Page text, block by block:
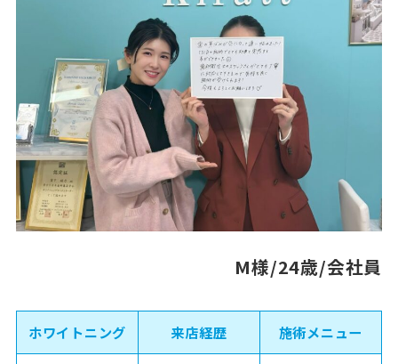
M様/24歳/会社員
ホワイトニング 来店経歴 施術メニュー